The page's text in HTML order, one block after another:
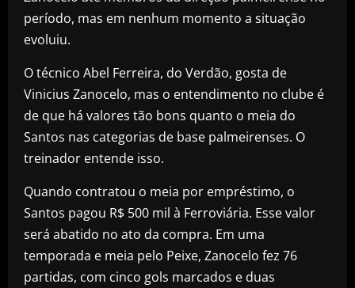
período, mas em nenhum momento a situação
evoluiu.
O técnico Abel Ferreira, do Verdão, gosta de
Vinicius Zanocelo, mas o entendimento no clube é
de que há valores tão bons quanto o meia do
Santos nas categorias de base palmeirenses. O
treinador entende isso.
Quando contratou o meia por empréstimo, o
Santos pagou R$ 500 mil à Ferroviária. Esse valor
será abatido no ato da compra. Em uma
temporada e meia pelo Peixe, Zanocelo fez 76
partidas, com cinco gols marcados e duas